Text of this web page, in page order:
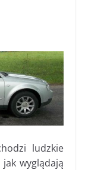
ludzkie
wyglądają